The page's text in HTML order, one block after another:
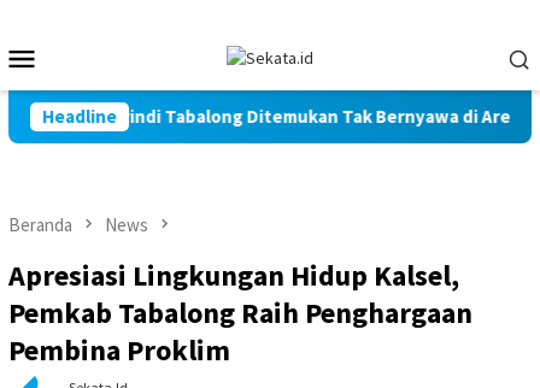
konten
Mobile
Headline
Warga Marindi Tabalong Ditemukan Tak Bernyawa di Area
Beranda News
Apresiasi Lingkungan Hidup Kalsel,
Pemkab Tabalong Raih Penghargaan
Pembina Proklim